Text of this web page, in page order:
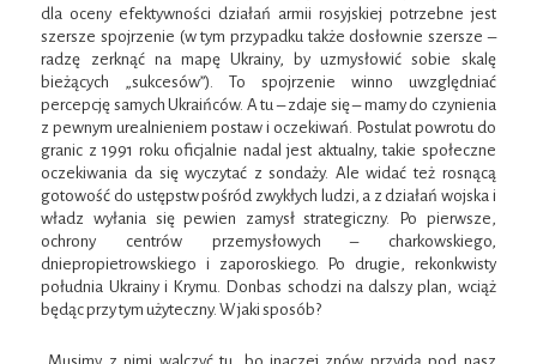
dla oceny efektywności działań armii rosyjskiej potrzebne jest
szersze spojrzenie (w tym przypadku także dosłownie szersze –
radzę zerknąć na mapę Ukrainy, by uzmysłowić sobie skalę
bieżących „sukcesów”). To spojrzenie winno uwzględniać
percepcję samych Ukraińców. A tu – zdaje się – mamy do czynienia
z pewnym urealnieniem postaw i oczekiwań. Postulat powrotu do
granic z 1991 roku oficjalnie nadal jest aktualny, takie społeczne
oczekiwania da się wyczytać z sondaży. Ale widać też rosnącą
gotowość do ustępstw pośród zwykłych ludzi, a z działań wojska i
władz wyłania się pewien zamysł strategiczny. Po pierwsze,
ochrony centrów przemysłowych – charkowskiego,
dniepropietrowskiego i zaporoskiego. Po drugie, rekonkwisty
południa Ukrainy i Krymu. Donbas schodzi na dalszy plan, wciąż
będąc przy tym użyteczny. W jaki sposób?